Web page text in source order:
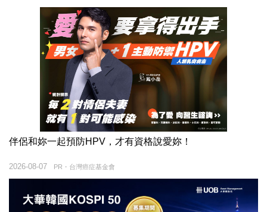
伴侶和妳一起預防HPV，才有資格說愛妳！
PR・台灣癌症基金會
2026-08-07